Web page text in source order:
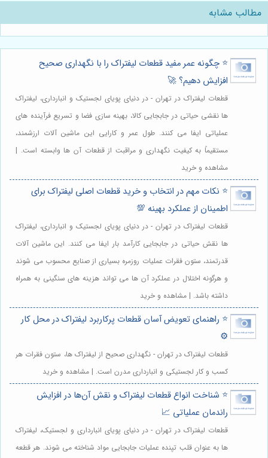
مطالب مشابه
⭐️ چگونه عمر مفید قطعات لیفتراک را با نگهداری صحیح
افزایش دهیم؟ 🚀
قطعات لیفتراک در تهران - در دنیای پویای لجستیک و انبارداری، لیفتراک
ها نقشی حیاتی در جابجایی کالا، بهینه سازی فضا و تسریع فرآینده های
عملیاتی ایفا می کنند. طول عمر و کارایی این ماشین آلات ارزشمند،
مستقیماً به کیفیت نگهداری و مراقبت از قطعات آن ها وابسته است. |
مشاهده و خرید
⭐️ نکات مهم در انتخاب و خرید قطعات اصلی لیفتراک برای
اطمینان از عملکرد بهینه 💯
قطعات لیفتراک در تهران - در دنیای پویای لجستیک و انبارداری، لیفتراک
ها نقش حیاتی در جابجایی کارآمد بار ایفا می کنند. این ماشین آلات
قدرتمند، ستون فقرات عملیات روزمره بسیاری از صنایع محسوب می شوند
و هرگونه اختلال در عملکرد آن ها می تواند هزینه های سنگینی به همراه
داشته باشد. | مشاهده و خرید
⭐️ راهنمای تعویض آسان قطعات پرکاربرد لیفتراک در محل کار
⚙️
قطعات لیفتراک در تهران - نگهداری صحیح از لیفتراک ها، ستون فقرات هر
کسب و کار لجستیکی و انبارداری مدرن است. | مشاهده و خرید
⭐️ شناخت انواع قطعات لیفتراک و نقش آن‌ها در افزایش
راندمان عملیاتی 📈
قطعات لیفتراک در تهران - در دنیای پویای انبارداری و لجستیک، لیفتراک
ها به عنوان قلب تپنده عملیات جابجایی مواد شناخته می شوند. هر قطعه